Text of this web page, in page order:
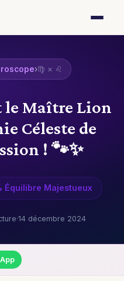
›♍ × ♌
le Maître Lion
Céleste de
! 🐾✨
Équilibre Majestueux
·14 décembre 2024